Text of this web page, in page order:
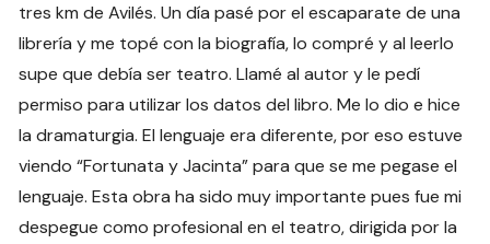
tres km de Avilés. Un día pasé por el escaparate de una
librería y me topé con la biografía, lo compré y al leerlo
supe que debía ser teatro. Llamé al autor y le pedí
permiso para utilizar los datos del libro. Me lo dio e hice
la dramaturgia. El lenguaje era diferente, por eso estuve
viendo “Fortunata y Jacinta” para que se me pegase el
lenguaje. Esta obra ha sido muy importante pues fue mi
despegue como profesional en el teatro, dirigida por la